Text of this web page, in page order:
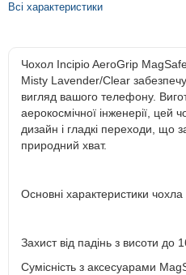
Всі характеристики
Чохол Incipio AeroGrip
Misty Lavender/Clear
вигляд вашого телефону.
аерокосмічної інженерії, цей
дизайн і гладкі переходи, що
природний хват.
Основні характеристики
Захист від падінь з висоти до
Сумісність з аксесуарами